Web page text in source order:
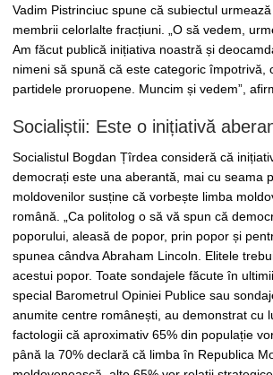
Vadim Pistrinciuc spune că subiectul
membrii celorlalte fracțiuni. „O să vedem,
Am făcut publică inițiativa noastră și
nimeni să spună că este categoric împotrivă,
partidele proruopene. Muncim și vedem”,
Socialiștii: Este o inițiativă
Socialistul Bogdan Țîrdea consideră că
democrați este una aberantă, mai cu seama
moldovenilor susține că vorbește limba
română. „Ca politolog o să vă spun că
poporului, aleasă de popor, prin popor și
spunea cândva Abraham Lincoln. Elitele
acestui popor. Toate sondajele făcute în
special Barometrul Opiniei Publice sau
anumite centre românești, au demonstrat cu
factologii că aproximativ 65% din populație
până la 70% declară că limba în Republica